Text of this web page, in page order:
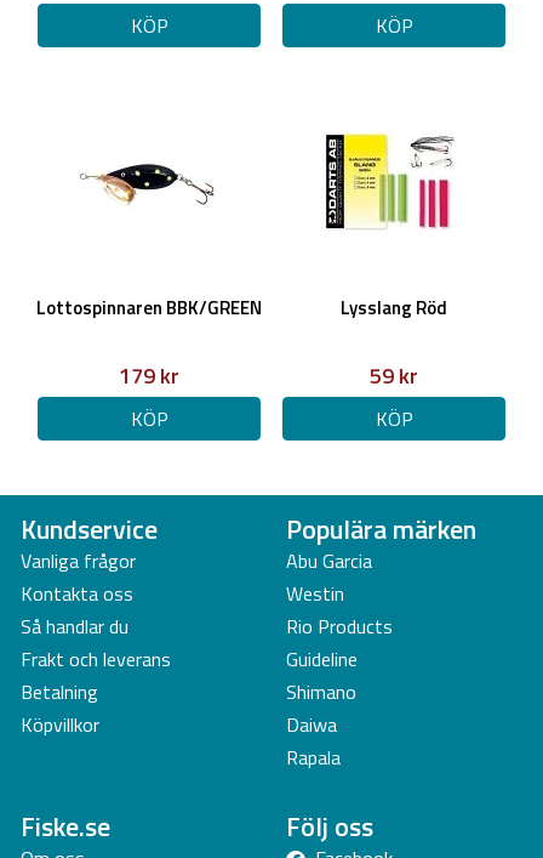
KÖP KÖP
Lottospinnaren BBK/GREEN
179 kr
KÖP
Lysslang Röd
59 kr
KÖP
Kundservice
Vanliga frågor
Kontakta oss
Så handlar du
Frakt och leverans
Betalning
Köpvillkor
Populära märken
Abu Garcia
Westin
Rio Products
Guideline
Shimano
Daiwa
Rapala
Fiske.se Följ oss